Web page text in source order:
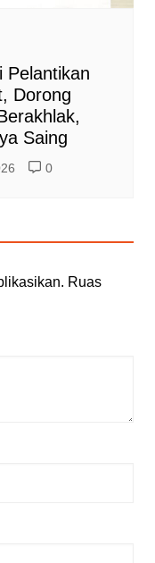
Pelantikan
Dorong
Saing
0
Ruas